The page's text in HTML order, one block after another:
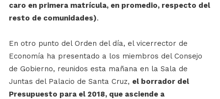
caro en primera matrícula, en promedio, respecto del
resto de comunidades).
En otro punto del Orden del día, el vicerrector de
Economía ha presentado a los miembros del Consejo
de Gobierno, reunidos esta mañana en la Sala de
Juntas del Palacio de Santa Cruz, el borrador del
Presupuesto para el 2018, que asciende a